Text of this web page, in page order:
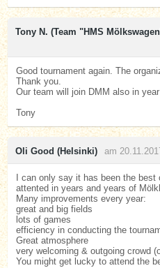
Tony N. (Team "HMS
Good tournament again. The
Thank you.
Our team will join DMM also in
Tony
Oli Good (Helsinki) am
I can only say it has been the
attented in years and years of
Many improvements every year:
great and big fields
lots of games
efficiency in conducting the
Great atmosphere
very welcoming & outgoing crowd
You might get lucky to attend the